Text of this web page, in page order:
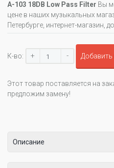
A-103 18DB Low Pass Filter Вы
цене в наших музыкальных
Петербурге, интернет-магазин,
К-во: + - Добавить
Этот товар поставляется на
предложим замену!
Описание